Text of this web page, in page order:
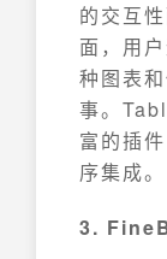
的交互
面，用
种图表
事。
富的插
序集成。
3.